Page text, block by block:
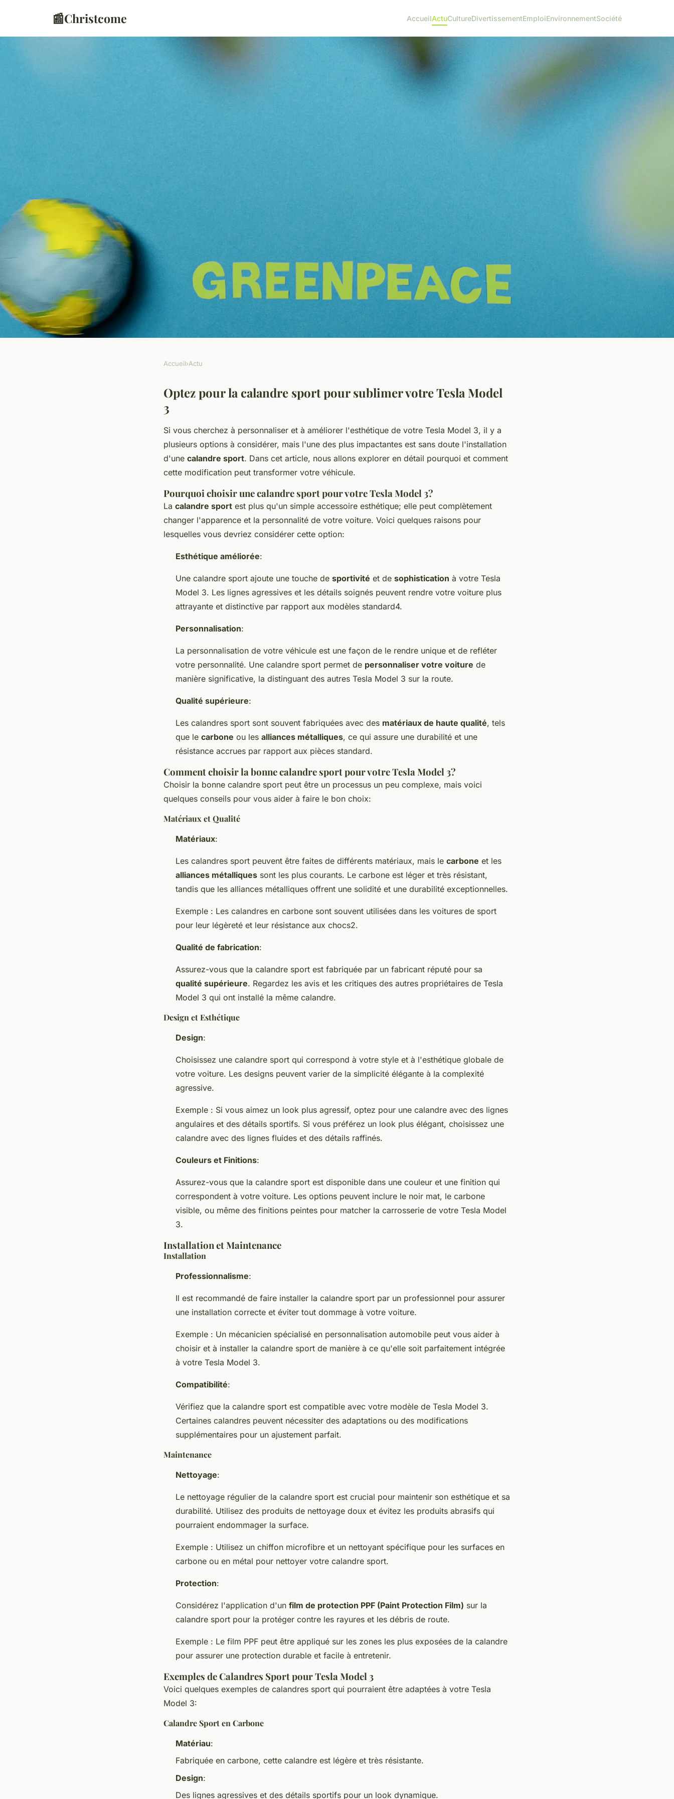
📰Christcome AccueilActuCultureDivertissementEmploiEnvironnementSociété
Optez pour la calandre sport pour
sublimer votre model 3
Accueil›Actu
Optez pour la calandre sport pour sublimer votre Tesla Model
3
Si vous cherchez à personnaliser et à améliorer l'esthétique de votre Tesla Model 3, il y a
plusieurs options à considérer, mais l'une des plus impactantes est sans doute l'installation
d'une calandre sport. Dans cet article, nous allons explorer en détail pourquoi et comment
cette modification peut transformer votre véhicule.
Pourquoi choisir une calandre sport pour votre Tesla Model 3?
La calandre sport est plus qu'un simple accessoire esthétique; elle peut complètement
changer l'apparence et la personnalité de votre voiture. Voici quelques raisons pour
lesquelles vous devriez considérer cette option:
Esthétique améliorée:
Une calandre sport ajoute une touche de sportivité et de sophistication à votre Tesla
Model 3. Les lignes agressives et les détails soignés peuvent rendre votre voiture plus
attrayante et distinctive par rapport aux modèles standard4.
Personnalisation:
La personnalisation de votre véhicule est une façon de le rendre unique et de refléter
votre personnalité. Une calandre sport permet de personnaliser votre voiture de
manière significative, la distinguant des autres Tesla Model 3 sur la route.
Qualité supérieure:
Les calandres sport sont souvent fabriquées avec des matériaux de haute qualité, tels
que le carbone ou les alliances métalliques, ce qui assure une durabilité et une
résistance accrues par rapport aux pièces standard.
Comment choisir la bonne calandre sport pour votre Tesla Model 3?
Choisir la bonne calandre sport peut être un processus un peu complexe, mais voici
quelques conseils pour vous aider à faire le bon choix:
Matériaux et Qualité
Matériaux:
Les calandres sport peuvent être faites de différents matériaux, mais le carbone et les
alliances métalliques sont les plus courants. Le carbone est léger et très résistant,
tandis que les alliances métalliques offrent une solidité et une durabilité exceptionnelles.
Exemple : Les calandres en carbone sont souvent utilisées dans les voitures de sport
pour leur légèreté et leur résistance aux chocs2.
Qualité de fabrication:
Assurez-vous que la calandre sport est fabriquée par un fabricant réputé pour sa
qualité supérieure. Regardez les avis et les critiques des autres propriétaires de Tesla
Model 3 qui ont installé la même calandre.
Design et Esthétique
Design:
Choisissez une calandre sport qui correspond à votre style et à l'esthétique globale de
votre voiture. Les designs peuvent varier de la simplicité élégante à la complexité
agressive.
Exemple : Si vous aimez un look plus agressif, optez pour une calandre avec des lignes
angulaires et des détails sportifs. Si vous préférez un look plus élégant, choisissez une
calandre avec des lignes fluides et des détails raffinés.
Couleurs et Finitions:
Assurez-vous que la calandre sport est disponible dans une couleur et une finition qui
correspondent à votre voiture. Les options peuvent inclure le noir mat, le carbone
visible, ou même des finitions peintes pour matcher la carrosserie de votre Tesla Model
3.
Installation et Maintenance
Installation
Professionnalisme:
Il est recommandé de faire installer la calandre sport par un professionnel pour assurer
une installation correcte et éviter tout dommage à votre voiture.
Exemple : Un mécanicien spécialisé en personnalisation automobile peut vous aider à
choisir et à installer la calandre sport de manière à ce qu'elle soit parfaitement intégrée
à votre Tesla Model 3.
Compatibilité:
Vérifiez que la calandre sport est compatible avec votre modèle de Tesla Model 3.
Certaines calandres peuvent nécessiter des adaptations ou des modifications
supplémentaires pour un ajustement parfait.
Maintenance
Nettoyage:
Le nettoyage régulier de la calandre sport est crucial pour maintenir son esthétique et sa
durabilité. Utilisez des produits de nettoyage doux et évitez les produits abrasifs qui
pourraient endommager la surface.
Exemple : Utilisez un chiffon microfibre et un nettoyant spécifique pour les surfaces en
carbone ou en métal pour nettoyer votre calandre sport.
Protection:
Considérez l'application d'un film de protection PPF (Paint Protection Film) sur la
calandre sport pour la protéger contre les rayures et les débris de route.
Exemple : Le film PPF peut être appliqué sur les zones les plus exposées de la calandre
pour assurer une protection durable et facile à entretenir.
Exemples de Calandres Sport pour Tesla Model 3
Voici quelques exemples de calandres sport qui pourraient être adaptées à votre Tesla
Model 3:
Calandre Sport en Carbone
Matériau:
Fabriquée en carbone, cette calandre est légère et très résistante.
Design:
Des lignes agressives et des détails sportifs pour un look dynamique.